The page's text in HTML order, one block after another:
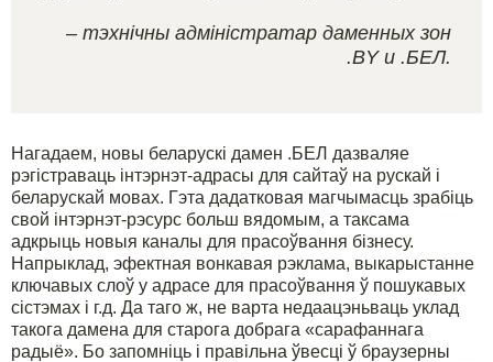
– тэхнічны адміністратар даменных зон
.BY и .БЕЛ.
Нагадаем, новы беларускі дамен .БЕЛ дазваляе
рэгістраваць інтэрнэт-адрасы для сайтаў на рускай і
беларускай мовах. Гэта дадатковая магчымасць зрабіць
свой інтэрнэт-рэсурс больш вядомым, а таксама
адкрыць новыя каналы для прасоўвання бізнесу.
Напрыклад, эфектная вонкавая рэклама, выкарыстанне
ключавых слоў у адрасе для прасоўвання ў пошукавых
сістэмах і г.д. Да таго ж, не варта недаацэньваць уклад
такога дамена для старога добрага «сарафаннага
радыё». Бо запомніць і правільна ўвесці ў браузерны